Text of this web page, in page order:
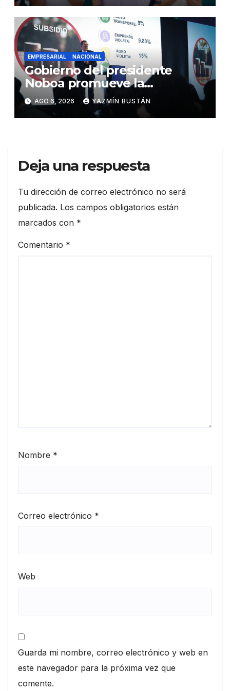
2.500 jóvenes
EMPRESARIAL NACIONAL
Gobierno del presidente
Noboa promueve la
autonomía económica de las
mujeres con más de USD 45
millones en financiamiento
AGO 6, 2026 YAZMÍN BUSTÁN
Deja una respuesta
Tu dirección de correo electrónico no será
publicada. Los campos obligatorios están
marcados con *
Comentario *
Nombre *
Correo electrónico *
Web
Guarda mi nombre, correo electrónico y web en
este navegador para la próxima vez que
comente.